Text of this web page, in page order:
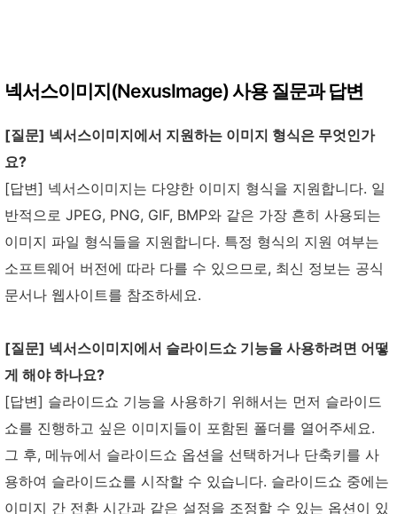
넥서스이미지(NexusImage) 사용 질문과 답변
[질문] 넥서스이미지에서 지원하는 이미지 형식은 무엇인가
요?
[답변] 넥서스이미지는 다양한 이미지 형식을 지원합니다. 일
반적으로 JPEG, PNG, GIF, BMP와 같은 가장 흔히 사용되는
이미지 파일 형식들을 지원합니다. 특정 형식의 지원 여부는
소프트웨어 버전에 따라 다를 수 있으므로, 최신 정보는 공식
문서나 웹사이트를 참조하세요.
[질문] 넥서스이미지에서 슬라이드쇼 기능을 사용하려면 어떻
게 해야 하나요?
[답변] 슬라이드쇼 기능을 사용하기 위해서는 먼저 슬라이드
쇼를 진행하고 싶은 이미지들이 포함된 폴더를 열어주세요.
그 후, 메뉴에서 슬라이드쇼 옵션을 선택하거나 단축키를 사
용하여 슬라이드쇼를 시작할 수 있습니다. 슬라이드쇼 중에는
이미지 간 전환 시간과 같은 설정을 조정할 수 있는 옵션이 있